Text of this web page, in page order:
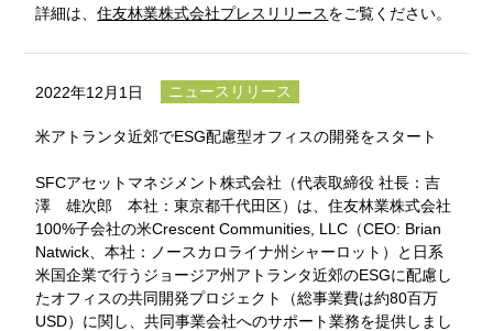
詳細は、住友林業株式会社プレスリリースをご覧ください。
2022年12月1日 ニュースリリース
米アトランタ近郊でESG配慮型オフィスの開発をスタート
SFCアセットマネジメント株式会社（代表取締役 社長：吉
澤 雄次郎 本社：東京都千代田区）は、住友林業株式会社
100%子会社の米Crescent Communities, LLC（CEO: Brian
Natwick、本社：ノースカロライナ州シャーロット）と日系
米国企業で行うジョージア州アトランタ近郊のESGに配慮し
たオフィスの共同開発プロジェクト（総事業費は約80百万
USD）に関し、共同事業会社へのサポート業務を提供しまし